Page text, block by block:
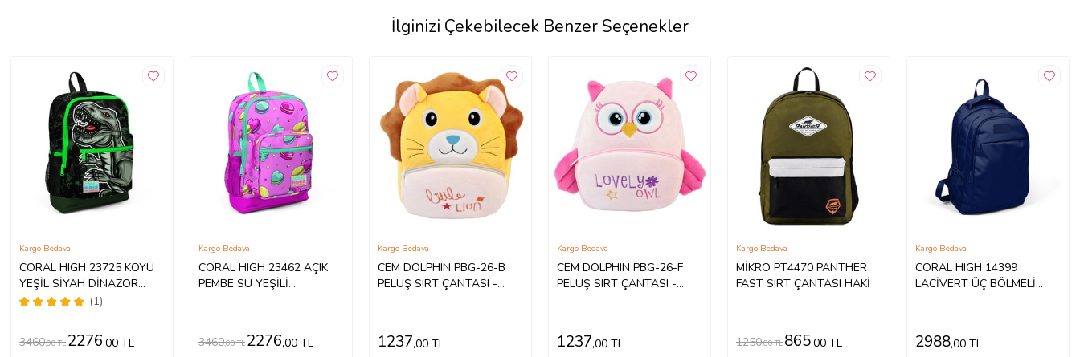
İlginizi Çekebilecek Benzer Seçenekler
CORAL HIGH 23725 KOYU
YEŞİL SİYAH DİNAZOR
DESENLİ DÖRT BÖLMELİ
(1)
Kargo Bedava
3460,00 TL 2276,00 TL
CORAL HIGH 23462 AÇIK
PEMBE SU YEŞİLİ
Kargo Bedava
3460,00 TL 2276,00 TL
CEM DOLPHIN PBG-26-B
PELUŞ SIRT ÇANTASI -
Kargo Bedava
1237,00 TL
CEM DOLPHIN PBG-26-F
PELUŞ SIRT ÇANTASI -
Kargo Bedava
1237,00 TL
MİKRO PT4470 PANTHER
FAST SIRT ÇANTASI HAKİ
Kargo Bedava
1250,00 TL 865,00 TL
CORAL HIGH 14399
LACİVERT ÜÇ BÖLMELİ
Kargo Bedava
2988,00 TL